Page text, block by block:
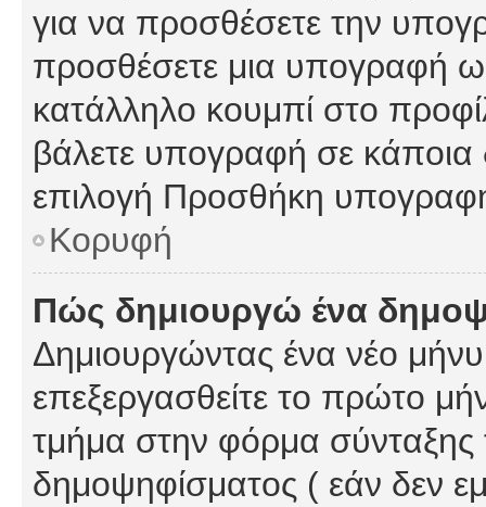
για να προσθέσετε την
προσθέσετε μια υπογραφή
κατάλληλο κουμπί στο
βάλετε υπογραφή σε κάποια
επιλογή Προσθήκη
Κορυφή
Πώς δημιουργώ ένα
Δημιουργώντας ένα νέο
επεξεργασθείτε το πρώτο
τμήμα στην φόρμα σύνταξης
δημοψηφίσματος ( εάν δεν